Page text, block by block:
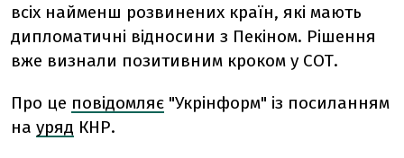
всіх найменш розвинених країн, які мають
дипломатичні відносини з Пекіном. Рішення
вже визнали позитивним кроком у СОТ.
Про це повідомляє "Укрінформ" із посиланням
на уряд КНР.